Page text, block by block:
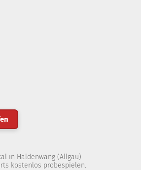
in Haldenwang (Allgäu)
kostenlos probespielen.